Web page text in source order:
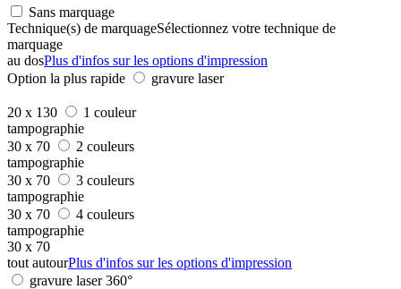
Sans marquage
Technique(s) de marquageSélectionnez votre technique de
marquage
au dosPlus d'infos sur les options d'impression
Option la plus rapide
gravure laser
20 x 130
1 couleur
tampographie
30 x 70
2 couleurs
tampographie
30 x 70
3 couleurs
tampographie
30 x 70
4 couleurs
tampographie
30 x 70
tout autourPlus d'infos sur les options d'impression
gravure laser 360°